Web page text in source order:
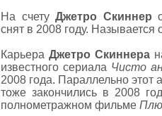
На счету Джетро Скиннер
снят в 2008 году.
Карьера Джетро Скиннера
известного сериала Чисто
2008 года. Параллельно этот
тоже закончились в 2008
полнометражном фильме